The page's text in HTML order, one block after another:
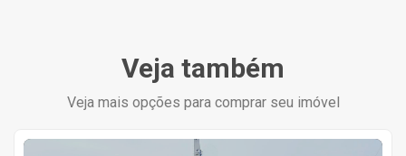
Veja também
Veja mais opções para comprar seu imóvel